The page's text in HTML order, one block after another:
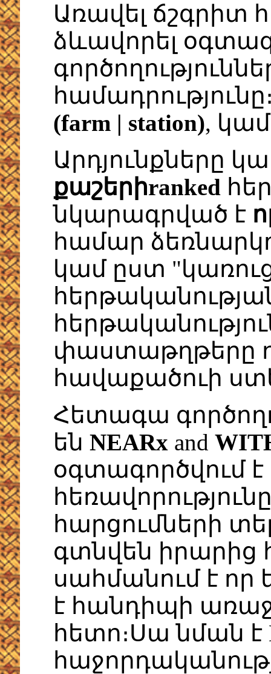
Առավել ճշգրիտ
ձևավորել
(farm | station),
Արդյունքները
քաշերիranked
նկարագրված է
համար
կամ ըստ
փաստաթղթերը
հավաքածուի
Հետագա
են NEARx and
օգտագործվում է
հարցումների
գտնվեն իրարից
սահմանում է որ
է հանդիպի
հետո։Սա նման է